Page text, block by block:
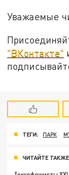
Уважаемые
"ВКонтакте"
ТЕГИ: ПАРК
ЧИТАЙТЕ